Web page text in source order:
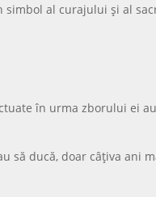
al curajului și al
în urma zborului ei
să ducă, doar câțiva ani